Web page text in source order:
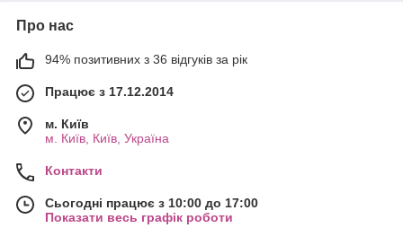
Про нас
94% позитивних з 36 відгуків за рік
Працює з 17.12.2014
м. Київ
м. Київ, Київ, Україна
Контакти
Сьогодні працює з 10:00 до 17:00
Показати весь графік роботи